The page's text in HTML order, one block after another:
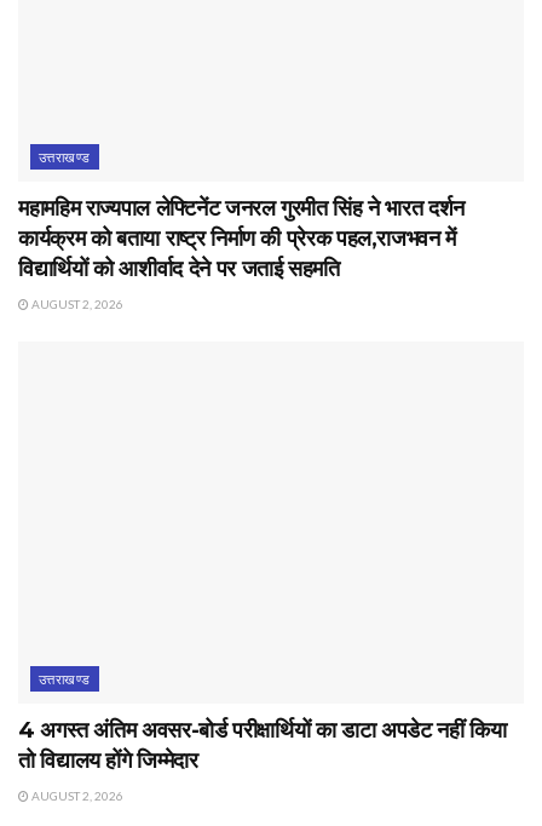
उत्तराखण्ड
महामहिम राज्यपाल लेफ्टिनेंट जनरल गुरमीत सिंह ने भारत दर्शन
कार्यक्रम को बताया राष्ट्र निर्माण की प्रेरक पहल,राजभवन में
विद्यार्थियों को आशीर्वाद देने पर जताई सहमति
AUGUST 2, 2026
उत्तराखण्ड
4 अगस्त अंतिम अवसर-बोर्ड परीक्षार्थियों का डाटा अपडेट नहीं किया
तो विद्यालय होंगे जिम्मेदार
AUGUST 2, 2026